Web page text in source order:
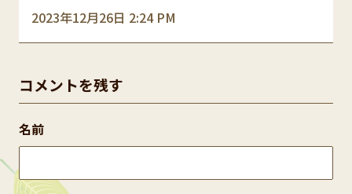
2023年12月26日 2:24 PM
コメントを残す
名前